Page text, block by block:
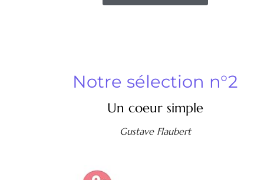
Notre sélection n°2
Un coeur simple
Gustave Flaubert